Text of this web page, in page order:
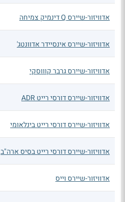
אדוויזור-שיירס Q דינמיק צמיחה
אדוויזור-שיירס אינסיידר אדוונטג'
אדוויזור-שיירס גרבר קוווסקי
אדוויזור-שיירס דורסי רייט ADR
אדוויזור-שיירס דורסי רייט בינלאומי
אדוויזור-שיירס דורסי רייט בסיס ארה"ב
אדוויזור-שיירס וייס